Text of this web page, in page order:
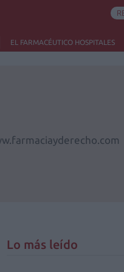
EL FARMACÉUTICO HOSPITALES
Lo más leído